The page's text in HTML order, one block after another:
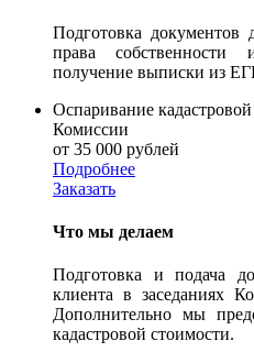
Подготовка документов
права
получение выписки из
Оспаривание
Комиссии
от 35 000 рублей
Подробнее
Заказать
Что мы делаем
Подготовка и подача
клиента в заседаниях
Дополнительно мы
кадастровой стоимости.